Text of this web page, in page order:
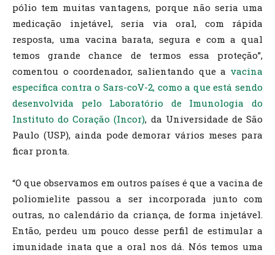
pólio tem muitas vantagens, porque não seria uma
medicação injetável, seria via oral, com rápida
resposta, uma vacina barata, segura e com a qual
temos grande chance de termos essa proteção”,
comentou o coordenador, salientando que a vacina
específica contra o Sars-coV-2, como a que está sendo
desenvolvida pelo Laboratório de Imunologia do
Instituto do Coração (Incor), da Universidade de São
Paulo (USP), ainda pode demorar vários meses para
ficar pronta.
“O que observamos em outros países é que a vacina de
poliomielite passou a ser incorporada junto com
outras, no calendário da criança, de forma injetável.
Então, perdeu um pouco desse perfil de estimular a
imunidade inata que a oral nos dá. Nós temos uma